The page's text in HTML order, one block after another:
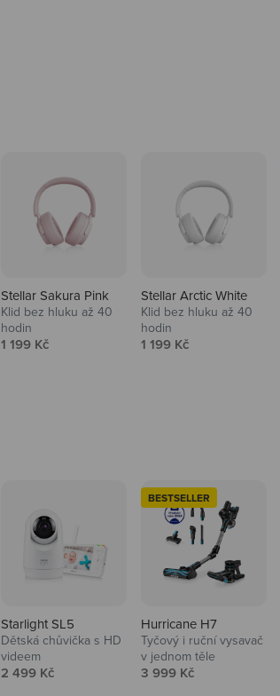
Stellar Sakura Pink
Klid bez hluku až 40
hodin
Prodejní cena
1 199 Kč
Stellar Arctic White
Klid bez hluku až 40
hodin
Prodejní cena
1 199 Kč
Starlight SL5
Dětská chůvička s HD
videem
Prodejní cena
2 499 Kč
BESTSELLER
Hurricane H7
Tyčový i ruční vysavač
v jednom těle
Prodejní cena
3 999 Kč
Domácnost
Vysavače, parťáci do kuchyně i